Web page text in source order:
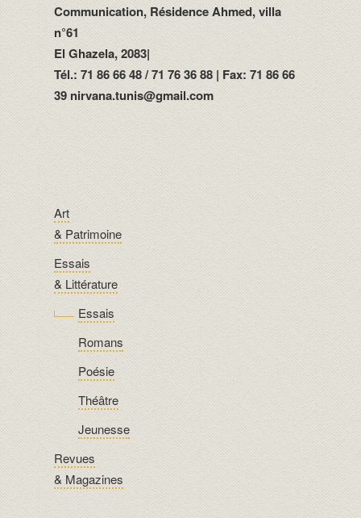
Communication, Résidence Ahmed, villa
n°61
El Ghazela, 2083|
Tél.: 71 86 66 48 / 71 76 36 88 | Fax: 71 86 66
39 nirvana.tunis@gmail.com
Art
& Patrimoine
Essais
& Littérature
Essais
Romans
Poésie
Théâtre
Jeunesse
Revues
& Magazines